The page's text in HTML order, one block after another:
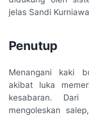
jelas Sandi
Penutup
Menangani kaki
akibat luka
kesabaran. Dari
mengoleskan